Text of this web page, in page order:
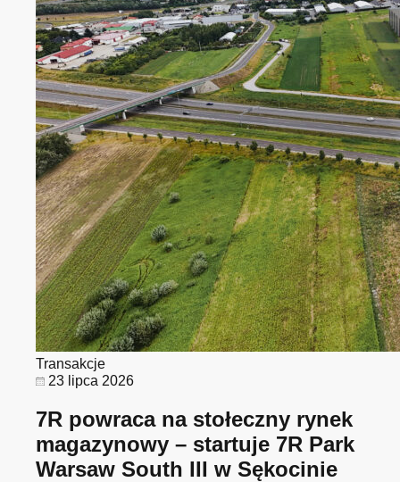
Transakcje
23 lipca 2026
7R powraca na stołeczny rynek
magazynowy – startuje 7R Park
Warsaw South III w Sękocinie